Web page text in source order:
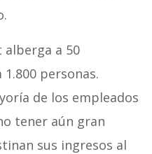
alberga a 50
personas.
de los empleados
tener aún gran
sus ingresos al